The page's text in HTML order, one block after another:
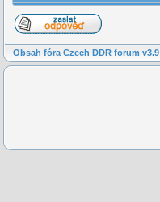
Obsah fóra Czech DDR forum v3.9